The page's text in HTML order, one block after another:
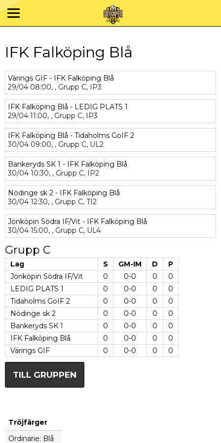
IFK Falköping Blå
Värings GIF - IFK Falköping Blå
29/04 08:00, , Grupp C, IP3
IFK Falköping Blå - LEDIG PLATS 1
29/04 11:00, , Grupp C, IP3
IFK Falköping Blå - Tidaholms GoIF 2
30/04 09:00, , Grupp C, UL2
Bankeryds SK 1 - IFK Falköping Blå
30/04 10:30, , Grupp C, IP2
Nödinge sk 2 - IFK Falköping Blå
30/04 12:30, , Grupp C, TI2
Jönköpin Södra IF/Vit - IFK Falköping Blå
30/04 15:00, , Grupp C, UL4
Grupp C
Lag S GM-IM D
P
Jönköpin Södra IF/Vit
0 0-0 0
0
LEDIG PLATS 1
0 0-0 0
0
Tidaholms GoIF 2
0 0-0 0
0
Nödinge sk 2
0 0-0 0
0
Bankeryds SK 1
0 0-0 0
0
IFK Falköping Blå
0 0-0 0
0
Värings GIF
0 0-0 0 0
TILL GRUPPEN
Tröjfärger
Ordinarie: Blå